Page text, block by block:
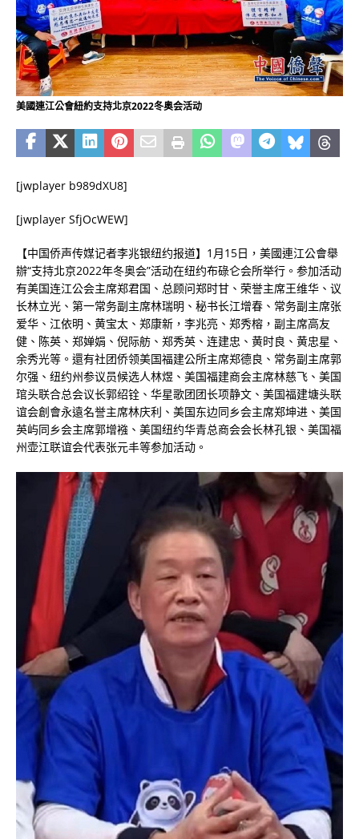
美國連江公會紐約支持北京2022冬奥会活动
[jwplayer b989dXU8]
[jwplayer SfjOcWEW]
【中国侨声传媒记者李兆银纽约报道】1月15日，美國連江公會舉
辦“支持北京2022年冬奥会”活动在纽约布碌仑会所举行。参加活动
有美国连江公会主席郑君国、总顾问郑时甘、荣誉主席王维华、议
长林立光、第一常务副主席林瑞明、秘书长江增春、常务副主席张
爱华、江依明、黄宝太、郑康新，李兆亮、郑秀榕，副主席高友
健、陈英、郑婵娟、倪际舫、郑秀英、连建忠、黄时良、黄忠星、
余秀光等。還有社团侨领美国福建公所主席郑德良、常务副主席郭
尔强、纽约州参议员候选人林煜、美国福建商会主席林慈飞、美国
琯头联合总会议长郭绍铨、华星歌团团长项静文、美国福建塘头联
谊会創會永遠名誉主席林庆利、美国东边同乡会主席郑坤进、美国
英屿同乡会主席郭增襁、美国纽约华青总商会会长林孔银、美国福
州壶江联谊会代表张元丰等参加活动。